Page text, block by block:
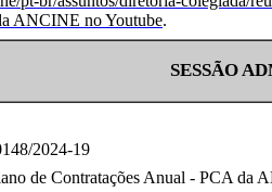
ANCINE no Youtube.
SESSÃO
2024-19
de Contratações Anual - PCA da